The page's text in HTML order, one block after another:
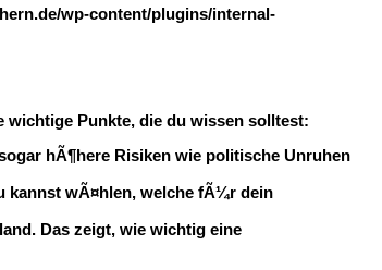
wp-content/plugins/internal-
wichtige Punkte, die du wissen solltest:
hÃ¶here Risiken wie politische Unruhen
kannst wÃ¤hlen, welche fÃ¼r dein
Das zeigt, wie wichtig eine